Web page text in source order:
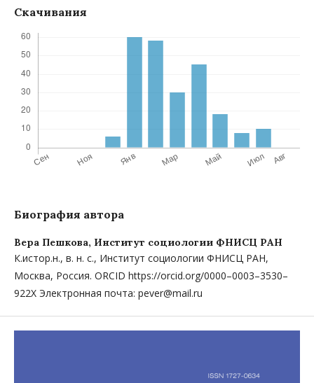
Скачивания
Биография автора
Вера Пешкова, Институт социологии ФНИСЦ РАН
К.истор.н., в. н. с., Институт социологии ФНИСЦ РАН,
Москва, Россия. ORCID https://orcid.org/0000–0003–3530–
922X Электронная почта: pever@mail.ru